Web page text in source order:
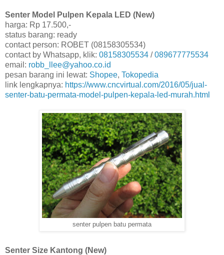
Senter Model Pulpen Kepala LED (New)
harga: Rp 17.500,-
status barang: ready
contact person: ROBET (08158305534)
contact by Whatsapp, klik: 08158305534 /089677775534
email: robb_llee@yahoo.co.id
pesan barang ini lewat: Shopee, Tokopedia
link lengkapnya: https://www.cncvirtual.com/2016/05/jual-
senter-batu-permata-model-pulpen-kepala-led-murah.html
senter pulpen batu permata
Senter Size Kantong (New)